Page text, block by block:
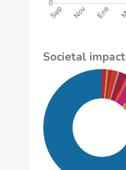
Societal impact